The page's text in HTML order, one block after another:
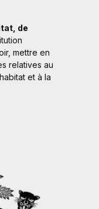
de
mettre en
relatives au
et à la